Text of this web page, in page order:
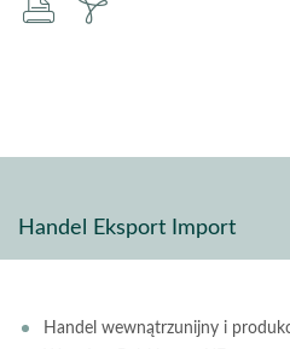
drukujzapisz
Handel Eksport Import
Handel wewnątrzunijny i